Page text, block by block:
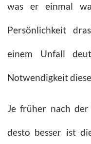
was er einmal
Persönlichkeit
einem Unfall
Notwendigkeit
Je früher nach
desto besser ist